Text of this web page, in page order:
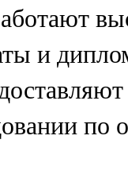
и
по